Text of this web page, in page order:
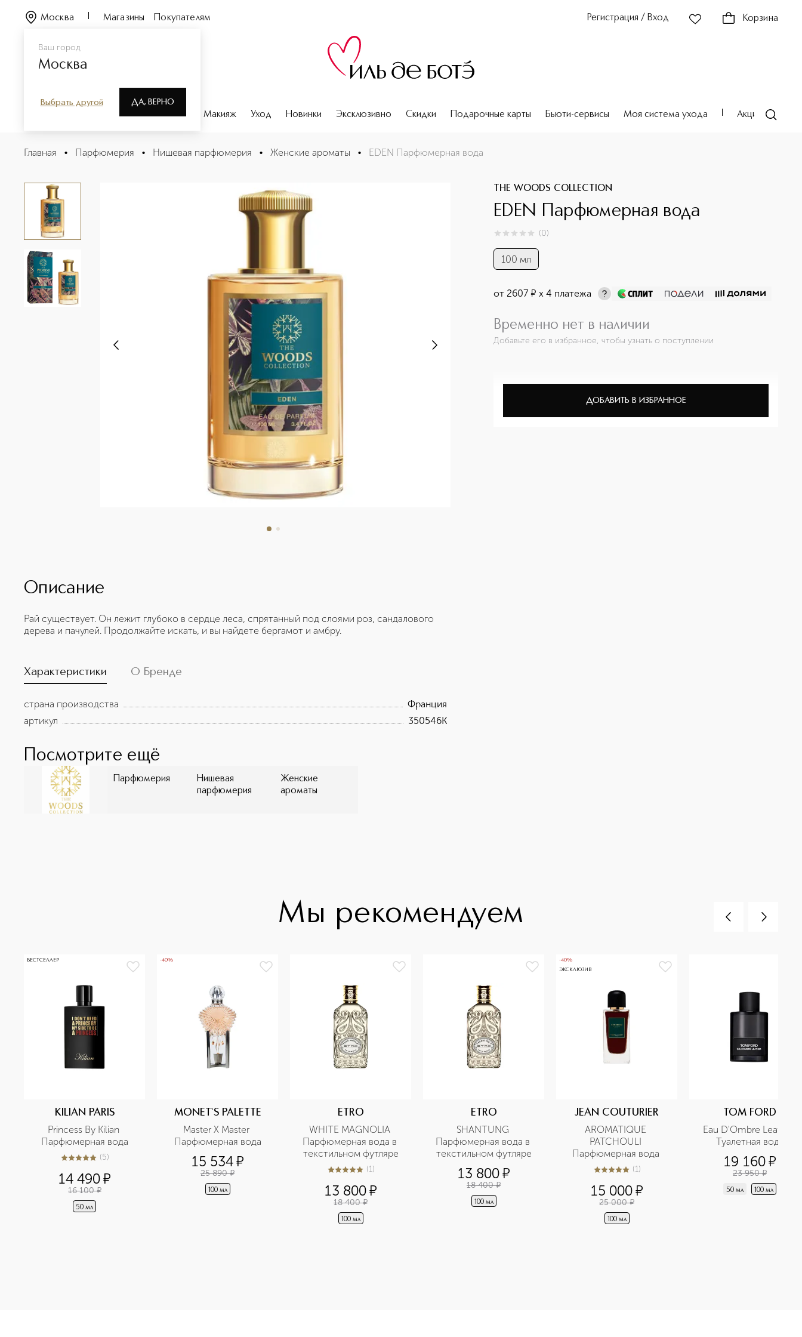
Ваш город
Москва
Выбрать другой ДА, ВЕРНО
Москва Магазины Покупателям Регистрация / Вход Корзина
Парфюмерия Макияж Уход Новинки Эксклюзивно Скидки Подарочные карты Бьюти-сервисы Моя система ухода Акции
EDEN Парфюмерная вода
Главная • Парфюмерия • Нишевая парфюмерия • Женские ароматы • EDEN Парфюмерная вода
THE WOODS COLLECTION
EDEN Парфюмерная вода
0из 0 (0)
100 мл
от 2607 ¤ х 4 платежа
Временно нет в наличии
Добавьте его в избранное, чтобы узнать о поступлении
ДОБАВИТЬ В ИЗБРАННОЕ
Описание
Рай существует. Он лежит глубоко в сердце леса, спрятанный под слоями роз, сандалового
дерева и пачулей. Продолжайте искать, и вы найдете бергамот и амбру.
Характеристики О Бренде
страна производства
Франция
артикул
350546K
Посмотрите ещё
Парфюмерия
Нишевая
парфюмерия
Женские
ароматы
Мы рекомендуем
БЕСТСЕЛЛЕР
KILIAN PARIS
Princess By Kilian
Парфюмерная вода
5из 55 (5)
14 490¤
16 100 ¤
50 мл
-40%
MONET`S PALETTE
Master X Master
Парфюмерная вода
15 534¤
25 890 ¤
100 мл
ETRO
WHITE MAGNOLIA
Парфюмерная вода в
текстильном футляре
5из 51 (1)
13 800¤
18 400 ¤
100 мл
ETRO
SHANTUNG
Парфюмерная вода в
текстильном футляре
13 800¤
18 400 ¤
100 мл
-40%
ЭКСКЛЮЗИВ
JEAN COUTURIER
AROMATIQUE
PATCHOULI
5из 51 (1)
15 000¤
25 000 ¤
100 мл
TOM FORD
Eau D'Ombre Leather
Туалетная вода
19 160¤
23 950 ¤
50 мл 100 мл